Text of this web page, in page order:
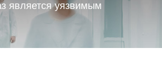
является уязвимым